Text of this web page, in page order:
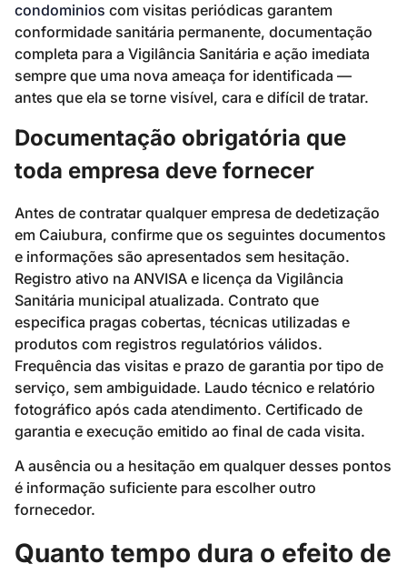
condominios com visitas periódicas garantem
conformidade sanitária permanente, documentação
completa para a Vigilância Sanitária e ação imediata
sempre que uma nova ameaça for identificada —
antes que ela se torne visível, cara e difícil de tratar.
Documentação obrigatória que
toda empresa deve fornecer
Antes de contratar qualquer empresa de dedetização
em Caiubura, confirme que os seguintes documentos
e informações são apresentados sem hesitação.
Registro ativo na ANVISA e licença da Vigilância
Sanitária municipal atualizada. Contrato que
especifica pragas cobertas, técnicas utilizadas e
produtos com registros regulatórios válidos.
Frequência das visitas e prazo de garantia por tipo de
serviço, sem ambiguidade. Laudo técnico e relatório
fotográfico após cada atendimento. Certificado de
garantia e execução emitido ao final de cada visita.
A ausência ou a hesitação em qualquer desses pontos
é informação suficiente para escolher outro
fornecedor.
Quanto tempo dura o efeito de